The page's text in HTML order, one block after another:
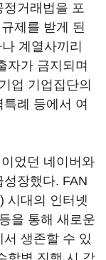
거래법을 포
제를 받게 된
계열사끼리
자가 금지되며
업 기업집단의
례 등에서 여
었던 네이버와
장했다. FAN
시대의 인터넷
을 통해 새로운
생존할 수 있